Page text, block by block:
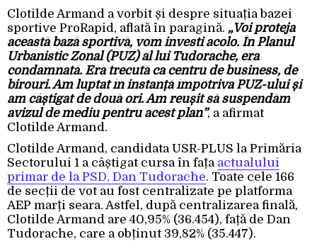
Clotilde Armand a vorbit și despre situația bazei
sportive ProRapid, aflată în paragină. „Voi proteja
această bază sportivă, vom investi acolo. În Planul
Urbanistic Zonal (PUZ) al lui Tudorache, era
condamnată. Era trecută ca centru de business, de
birouri. Am luptat în instanță împotriva PUZ-ului și
am câștigat de două ori. Am reușit să suspendăm
avizul de mediu pentru acest plan”, a afirmat
Clotilde Armand.
Clotilde Armand, candidata USR-PLUS la Primăria
Sectorului 1 a câștigat cursa în fața actualului
primar de la PSD, Dan Tudorache. Toate cele 166
de secții de vot au fost centralizate pe platforma
AEP marți seara. Astfel, după centralizarea finală,
Clotilde Armand are 40,95% (36.454), față de Dan
Tudorache, care a obținut 39,82% (35.447).